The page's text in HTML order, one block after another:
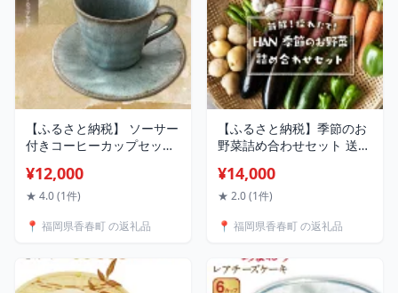
【ふるさと納税】 ソーサー
付きコーヒーカップセット
無料 コーヒー コップ 雑貨
おしゃれ プレゼント ギフ
より順次発送
¥12,000
★ 4.0 (1件)
📍 福岡県香春町 の返礼品
【ふるさと納税】季節のお
野菜詰め合わせセット 送料
新鮮 採れたて HAN
¥14,000
★ 2.0 (1件)
📍 福岡県香春町 の返礼品